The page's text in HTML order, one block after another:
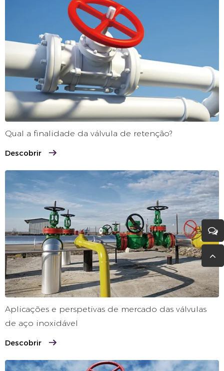
Qual a finalidade da válvula de retenção?
Descobrir
Aplicações e perspetivas de mercado das válvulas
de aço inoxidável
Descobrir